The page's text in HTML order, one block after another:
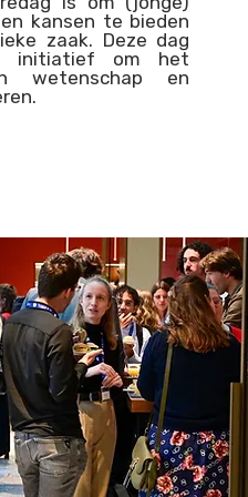
kansen te bieden
zaak. Deze dag
initiatief om het
wetenschap en